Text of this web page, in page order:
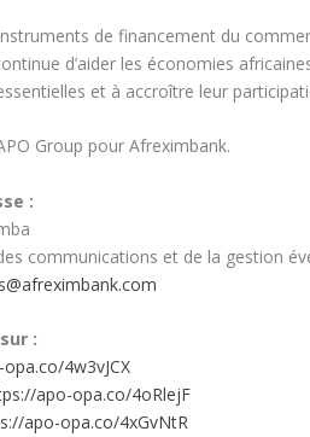
de financement du
d’aider les économies
et à accroître leur
Group pour Afreximbank.
:
communications et de la gestion
:
4w3vJCX
apo-opa.co/4oRlejF
apo-opa.co/4xGvNtR